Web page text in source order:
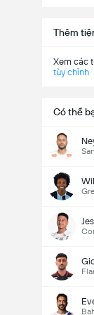
Thêm
Xem các
tùy chỉnh
Có thể